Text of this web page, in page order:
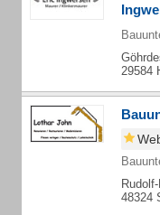
29584
48324